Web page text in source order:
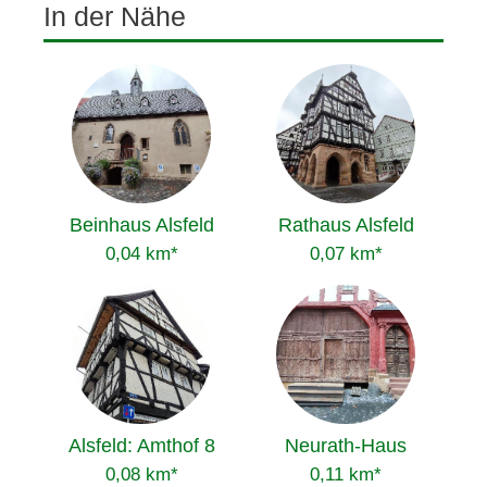
In der Nähe
Beinhaus Alsfeld
0,04 km*
Rathaus Alsfeld
0,07 km*
Alsfeld: Amthof 8
0,08 km*
Neurath-Haus
0,11 km*